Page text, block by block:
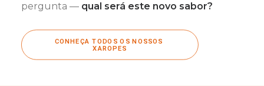
pergunta — qual será este novo sabor?
CONHEÇA TODOS OS NOSSOS
XAROPES